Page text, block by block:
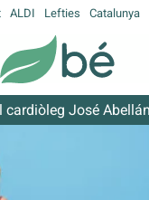
ALDI Lefties Catalunya
cardiòleg José Abellán